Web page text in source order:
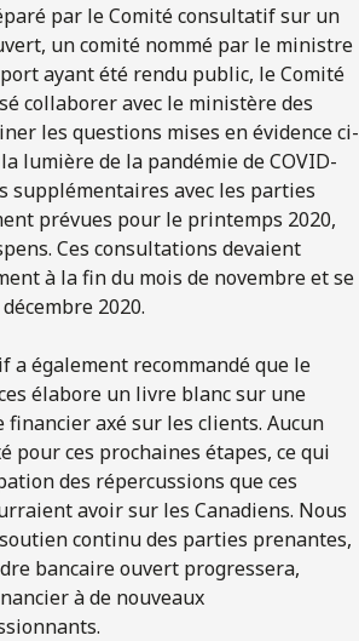
par le Comité consultatif sur un
un comité nommé par le ministre
ayant été rendu public, le Comité
collaborer avec le ministère des
les questions mises en évidence ci-
lumière de la pandémie de COVID-
supplémentaires avec les parties
prévues pour le printemps 2020,
Ces consultations devaient
à la fin du mois de novembre et se
2020.
a également recommandé que le
élabore un livre blanc sur une
financier axé sur les clients. Aucun
pour ces prochaines étapes, ce qui
des répercussions que ces
avoir sur les Canadiens. Nous
soutien continu des parties prenantes,
bancaire ouvert progressera,
à de nouveaux